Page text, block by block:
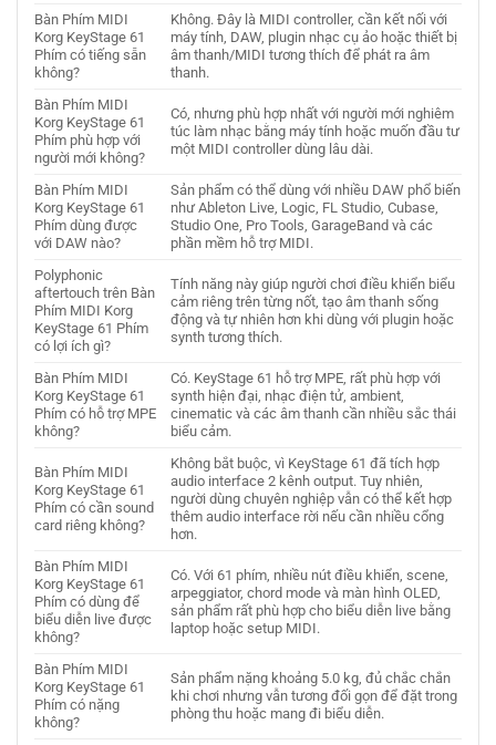
Bàn Phím MIDI
Korg KeyStage 61
Phím có tiếng sẵn
không?
Không. Đây là MIDI controller, cần kết nối với
máy tính, DAW, plugin nhạc cụ ảo hoặc thiết bị
âm thanh/MIDI tương thích để phát ra âm
thanh.
Bàn Phím MIDI
Korg KeyStage 61
Phím phù hợp với
người mới không?
Có, nhưng phù hợp nhất với người mới nghiêm
túc làm nhạc bằng máy tính hoặc muốn đầu tư
một MIDI controller dùng lâu dài.
Bàn Phím MIDI
Korg KeyStage 61
Phím dùng được
với DAW nào?
Sản phẩm có thể dùng với nhiều DAW phổ biến
như Ableton Live, Logic, FL Studio, Cubase,
Studio One, Pro Tools, GarageBand và các
phần mềm hỗ trợ MIDI.
Polyphonic
aftertouch trên Bàn
Phím MIDI Korg
KeyStage 61 Phím
có lợi ích gì?
Tính năng này giúp người chơi điều khiển biểu
cảm riêng trên từng nốt, tạo âm thanh sống
động và tự nhiên hơn khi dùng với plugin hoặc
synth tương thích.
Bàn Phím MIDI
Korg KeyStage 61
Phím có hỗ trợ MPE
không?
Có. KeyStage 61 hỗ trợ MPE, rất phù hợp với
synth hiện đại, nhạc điện tử, ambient,
cinematic và các âm thanh cần nhiều sắc thái
biểu cảm.
Bàn Phím MIDI
Korg KeyStage 61
Phím có cần sound
card riêng không?
Không bắt buộc, vì KeyStage 61 đã tích hợp
audio interface 2 kênh output. Tuy nhiên,
người dùng chuyên nghiệp vẫn có thể kết hợp
thêm audio interface rời nếu cần nhiều cổng
hơn.
Bàn Phím MIDI
Korg KeyStage 61
Phím có dùng để
biểu diễn live được
không?
Có. Với 61 phím, nhiều nút điều khiển, scene,
arpeggiator, chord mode và màn hình OLED,
sản phẩm rất phù hợp cho biểu diễn live bằng
laptop hoặc setup MIDI.
Bàn Phím MIDI
Korg KeyStage 61
Phím có nặng
không?
Sản phẩm nặng khoảng 5.0 kg, đủ chắc chắn
khi chơi nhưng vẫn tương đối gọn để đặt trong
phòng thu hoặc mang đi biểu diễn.